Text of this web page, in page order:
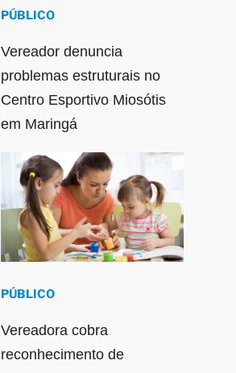
PÚBLICO
Vereador denuncia
problemas estruturais no
Centro Esportivo Miosótis
em Maringá
PÚBLICO
Vereadora cobra
reconhecimento de